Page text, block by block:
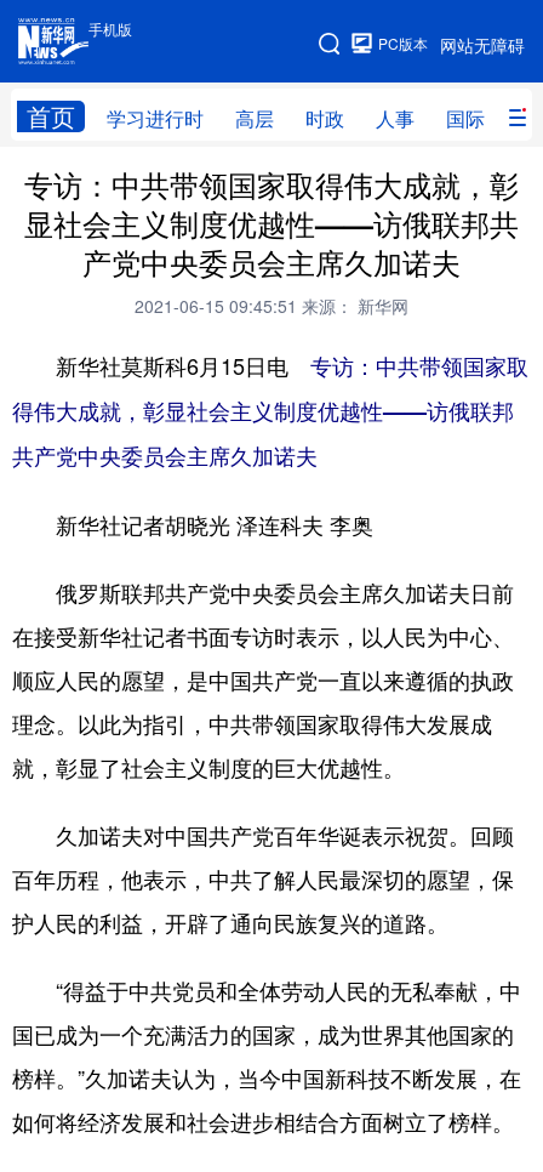
手机版
网站无障碍
PC版本
首页 学习进行时 高层 时政 人事 国际 财
手机版
网站地图
学习进行时 高层 时政 人事
国际 财经 网评 港澳
台湾 思客智库 全球连线 教育
文化 健康 军事
食品 人居 信息化
学术中国 乡村振兴 银龄 溯源中国
城市 旅游 能源 会展
彩票 娱乐 时尚 悦读
公益 一带一路 亚太网 上市公司
地方频道
北京 天津 河北
辽宁 吉林 上海 江苏
浙江 安徽 福建 江西
山东 河南 湖北 湖南
专访：中共带领国家取得伟大成就，彰
显社会主义制度优越性——访俄联邦共
产党中央委员会主席久加诺夫
2021-06-15 09:45:51 来源： 新华网
新华社莫斯科6月15日电 专访：中共带领国家取
得伟大成就，彰显社会主义制度优越性——访俄联邦
共产党中央委员会主席久加诺夫
新华社记者胡晓光 泽连科夫 李奥
俄罗斯联邦共产党中央委员会主席久加诺夫日前
在接受新华社记者书面专访时表示，以人民为中心、
顺应人民的愿望，是中国共产党一直以来遵循的执政
理念。以此为指引，中共带领国家取得伟大发展成
就，彰显了社会主义制度的巨大优越性。
久加诺夫对中国共产党百年华诞表示祝贺。回顾
百年历程，他表示，中共了解人民最深切的愿望，保
护人民的利益，开辟了通向民族复兴的道路。
“得益于中共党员和全体劳动人民的无私奉献，中
国已成为一个充满活力的国家，成为世界其他国家的
榜样。”久加诺夫认为，当今中国新科技不断发展，在
如何将经济发展和社会进步相结合方面树立了榜样。